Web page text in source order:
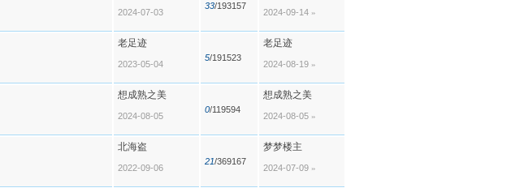
2024-07-03
33/193157
2024-09-14 »
老足迹
2023-05-04
5/191523
老足迹
2024-08-19 »
想成熟之美
2024-08-05
0/119594
想成熟之美
2024-08-05 »
北海盗
2022-09-06
21/369167
梦梦楼主
2024-07-09 »